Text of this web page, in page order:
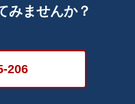
みませんか？
206